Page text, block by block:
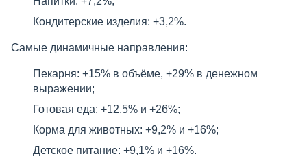
Кондитерские изделия: +3,2%.
Самые динамичные направления:
Пекарня: +15% в объёме, +29% в денежном
выражении;
Готовая еда: +12,5% и +26%;
Корма для животных: +9,2% и +16%;
Детское питание: +9,1% и +16%.